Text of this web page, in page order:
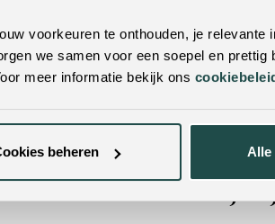
voorkeuren te onthouden, je relevante
we samen voor een soepel en prettig
meer informatie bekijk ons
beheren Alle
Lades:
Twijfel